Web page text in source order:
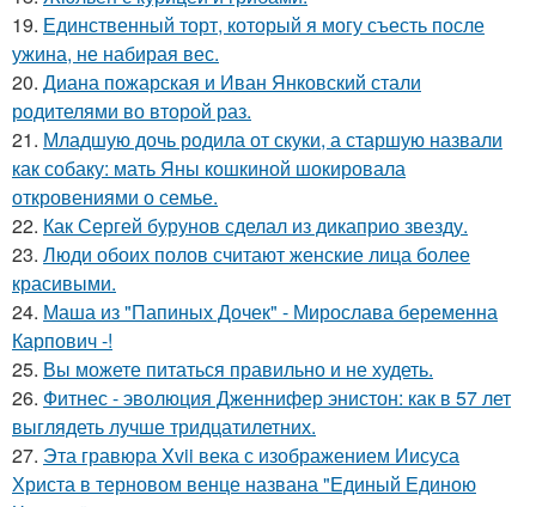
19. Единственный торт, который я могу съесть после
ужина, не набирая вес.
20. Диана пожарская и Иван Янковский стали
родителями во второй раз.
21. Младшую дочь родила от скуки, а старшую назвали
как собаку: мать Яны кошкиной шокировала
откровениями о семье.
22. Как Сергей бурунов сделал из дикаприо звезду.
23. Люди обоих полов считают женские лица более
красивыми.
24. Маша из "Папиных Дочек" - Мирослава беременна
Карпович -!
25. Вы можете питаться правильно и не худеть.
26. Фитнес - эволюция Дженнифер энистон: как в 57 лет
выглядеть лучше тридцатилетних.
27. Эта гравюра Xvii века с изображением Иисуса
Христа в терновом венце названа "Единый Единою